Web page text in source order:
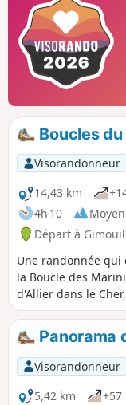
Boucles
Visorandonneur
14,43 km
4h 10
Départ à
Une randonnée
la Boucle des
d'Allier dans le
Passeur dans la
d'information et
ornithologiques.
depuis la rive
droite de l'Allier
pont canal du
Panorama
Visorandonneur
5,42 km
+57